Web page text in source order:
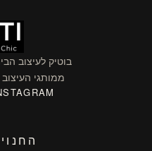
בוטיק לעיצוב
ממותגי